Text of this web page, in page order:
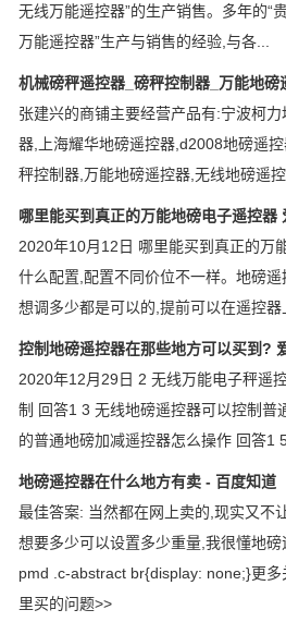
无线万能遥控器”的生产销售。多年的“
万能遥控器”生产与销售的经验,与各...
机械磅秤遥控器_磅秤控制器_万能地磅
张建兴的商铺主要经营产品有:宁波柯
器,上海耀华地磅遥控器,d2008地磅遥
秤控制器,万能地磅遥控器,无线地磅遥控
哪里能买到真正的万能地磅电子遥控器
2020年10月12日 哪里能买到真正的万
什么配置,配置不同价位不一样。地磅
想调多少都是可以的,提前可以在遥控器
控制地磅遥控器在那些地方可以买到?
2020年12月29日 2 无线万能电子秤遥
制 回答1 3 无线地磅遥控器可以控制普
的普通地磅加减遥控器怎么操作 回答1 5
地磅遥控器在什么地方有卖 - 百度知道
最佳答案: 当然都在网上卖的,现实又不
想要多少可以设置多少重量,我很懂地
pmd .c-abstract br{display: none;}更
里买的问题>>